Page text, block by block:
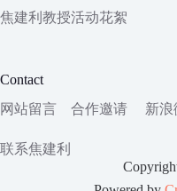
焦建利教授活动花絮
Contact
网站留言
合作邀请 新浪
联系焦建利